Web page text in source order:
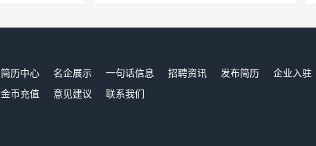
简历中心 名企展示 一句话信息 招聘资讯 发布简历 企业入驻
金币充值 意见建议 联系我们